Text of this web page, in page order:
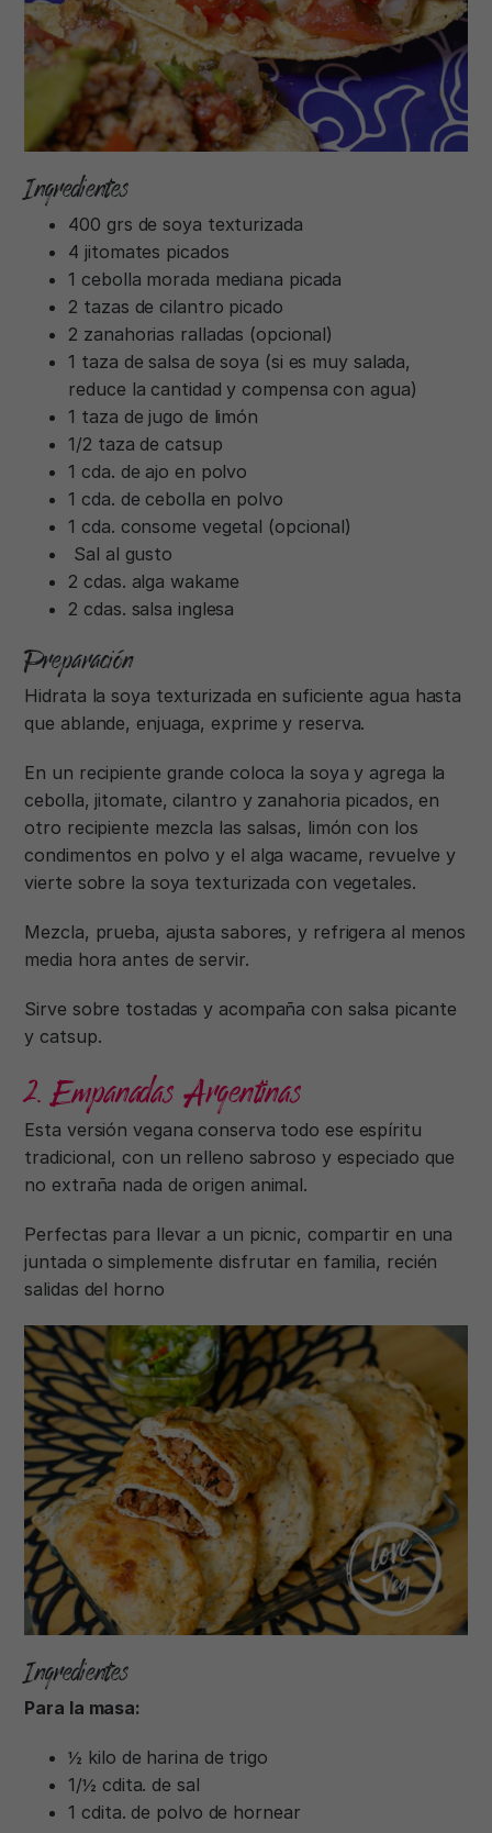
Ingredientes
400 grs de soya texturizada
4 jitomates picados
1 cebolla morada mediana picada
2 tazas de cilantro picado
2 zanahorias ralladas (opcional)
1 taza de salsa de soya (si es muy salada,
reduce la cantidad y compensa con agua)
1 taza de jugo de limón
1/2 taza de catsup
1 cda. de ajo en polvo
1 cda. de cebolla en polvo
1 cda. consome vegetal (opcional)
Sal al gusto
2 cdas. alga wakame
2 cdas. salsa inglesa
Preparación
Hidrata la soya texturizada en suficiente agua hasta
que ablande, enjuaga, exprime y reserva.
En un recipiente grande coloca la soya y agrega la
cebolla, jitomate, cilantro y zanahoria picados, en
otro recipiente mezcla las salsas, limón con los
condimentos en polvo y el alga wacame, revuelve y
vierte sobre la soya texturizada con vegetales.
Mezcla, prueba, ajusta sabores, y refrigera al menos
media hora antes de servir.
Sirve sobre tostadas y acompaña con salsa picante
y catsup.
2. Empanadas Argentinas
Esta versión vegana conserva todo ese espíritu
tradicional, con un relleno sabroso y especiado que
no extraña nada de origen animal.
Perfectas para llevar a un picnic, compartir en una
juntada o simplemente disfrutar en familia, recién
salidas del horno
Ingredientes
Para la masa:
½ kilo de harina de trigo
1/½ cdita. de sal
1 cdita. de polvo de hornear